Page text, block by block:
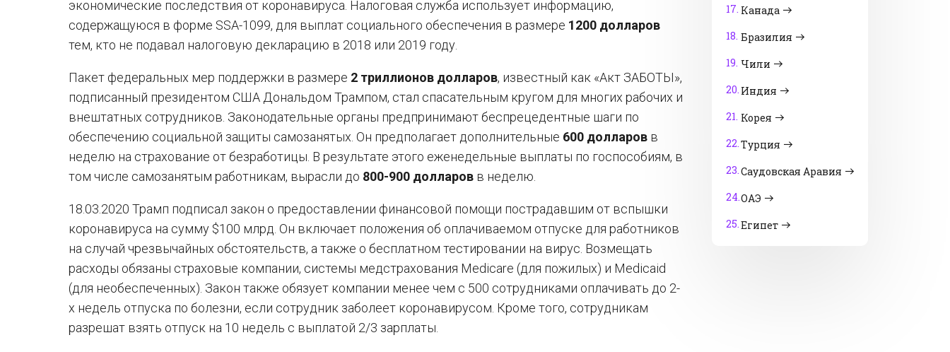
17. Канада
18. Бразилия
19. Чили
20. Индия
21. Корея
22.Турция
23.Саудовская Аравия
24.ОАЭ
25.Египет
экономические последствия от коронавируса. Налоговая служба использует информацию,
содержащуюся в форме SSA-1099, для выплат социального обеспечения в размере 1200 долларов
тем, кто не подавал налоговую декларацию в 2018 или 2019 году.
Пакет федеральных мер поддержки в размере 2 триллионов долларов, известный как «Акт ЗАБОТЫ»,
подписанный президентом США Дональдом Трампом, стал спасательным кругом для многих рабочих и
внештатных сотрудников. Законодательные органы предпринимают беспрецедентные шаги по
обеспечению социальной защиты самозанятых. Он предполагает дополнительные 600 долларов в
неделю на страхование от безработицы. В результате этого еженедельные выплаты по госпособиям, в
том числе самозанятым работникам, вырасли до 800-900 долларов в неделю.
18.03.2020 Трамп подписал закон о предоставлении финансовой помощи пострадавшим от вспышки
коронавируса на сумму $100 млрд. Он включает положения об оплачиваемом отпуске для работников
на случай чрезвычайных обстоятельств, а также о бесплатном тестировании на вирус. Возмещать
расходы обязаны страховые компании, системы медстрахования Medicare (для пожилых) и Medicaid
(для необеспеченных). Закон также обязует компании менее чем с 500 сотрудниками оплачивать до 2-
х недель отпуска по болезни, если сотрудник заболеет коронавирусом. Кроме того, сотрудникам
разрешат взять отпуск на 10 недель с выплатой 2/3 зарплаты.